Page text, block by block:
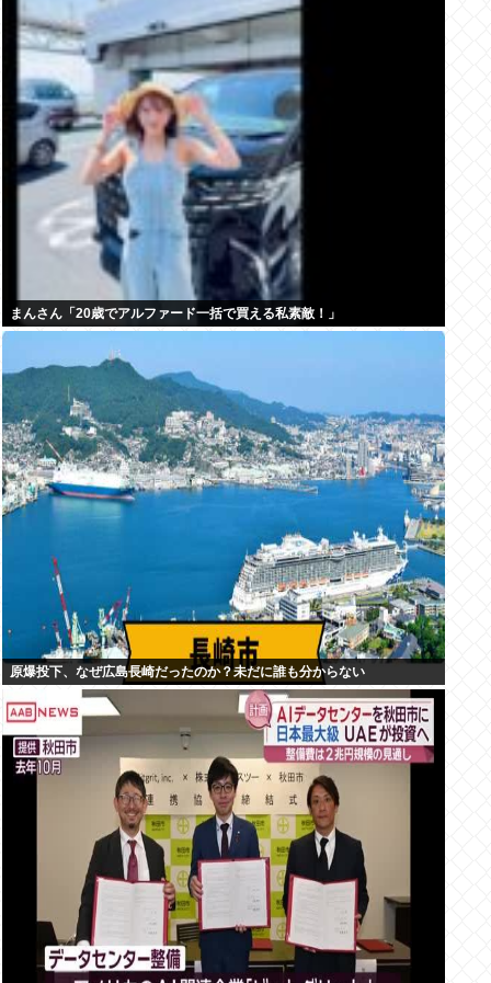
まんさん「20歳でアルファード一括で買える私素敵！」
原爆投下、なぜ広島長崎だったのか？未だに誰も分からない